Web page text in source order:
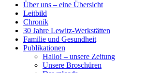
Über uns – eine Übersicht
Leitbild
Chronik
30 Jahre Lewitz-Werkstätten
Familie und Gesundheit
Publikationen
Hallo! – unsere Zeitung
Unsere Broschüren